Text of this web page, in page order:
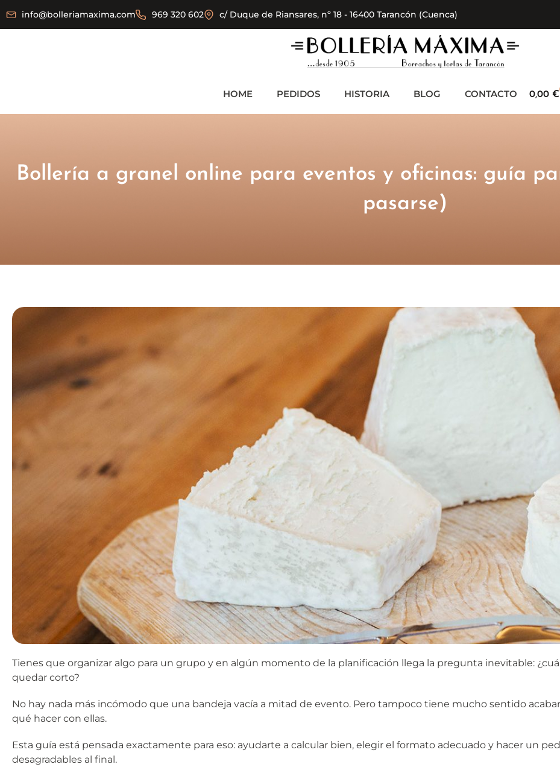
info@bolleriamaxima.com 969 320 602 c/ Duque de Riansares, nº 18 - 16400 Tarancón (Cuenca)
HOME PEDIDOS HISTORIA BLOG CONTACTO 0,00 €
Bollería a granel online para eventos y oficinas: guía
pasarse)
Tienes que organizar algo para un grupo y en algún momento de la planificación llega la pregunta inevitable:
quedar corto?
No hay nada más incómodo que una bandeja vacía a mitad de evento. Pero tampoco tiene mucho sentido
qué hacer con ellas.
Esta guía está pensada exactamente para eso: ayudarte a calcular bien, elegir el formato adecuado y hacer un
desagradables al final.